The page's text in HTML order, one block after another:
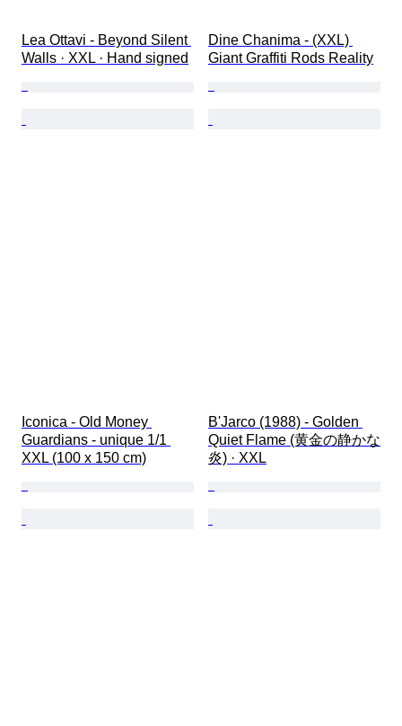
Lea Ottavi - Beyond Silent
Walls · XXL · Hand signed
Dine Chanima - (XXL)
Giant Graffiti Rods Reality
Iconica - Old Money
Guardians - unique 1/1
XXL (100 x 150 cm)
B'Jarco (1988) - Golden
Quiet Flame (黄金の静かな
炎) · XXL